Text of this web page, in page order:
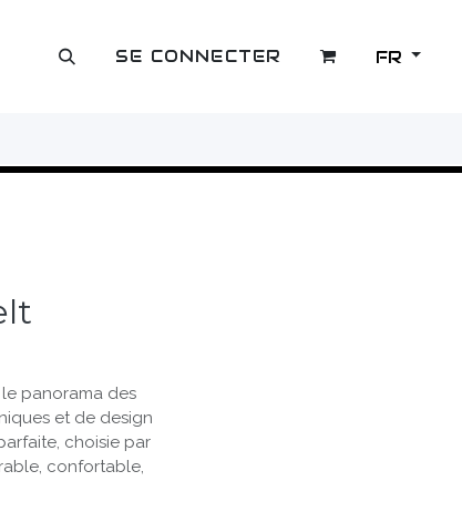
OUTLET SE CONNECTER FR
panorama des
et de design
choisie par
confortable,